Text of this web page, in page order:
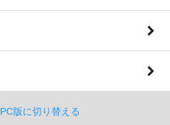
PC版に切り替える